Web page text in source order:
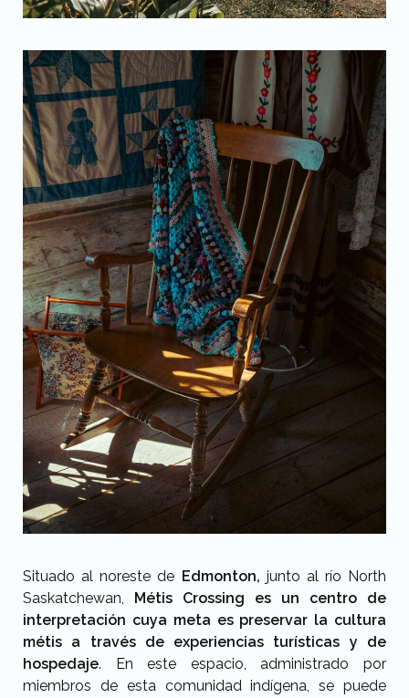
Situado al noreste de Edmonton, junto al río North
Saskatchewan,
Métis Crossing es un centro de
interpretación cuya meta es preservar la cultura
métis a través de experiencias turísticas y de
hospedaje. En este espacio, administrado por
miembros de esta comunidad indígena, se puede